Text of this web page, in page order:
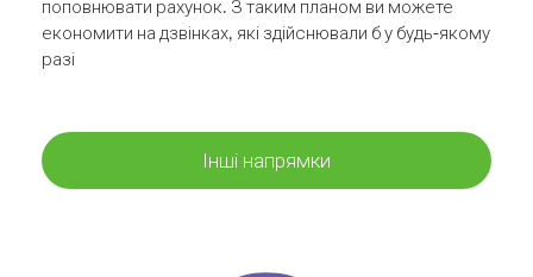
поповнювати рахунок. З таким планом ви можете
економити на дзвінках, які здійснювали б у будь-якому
разі
Інші напрямки